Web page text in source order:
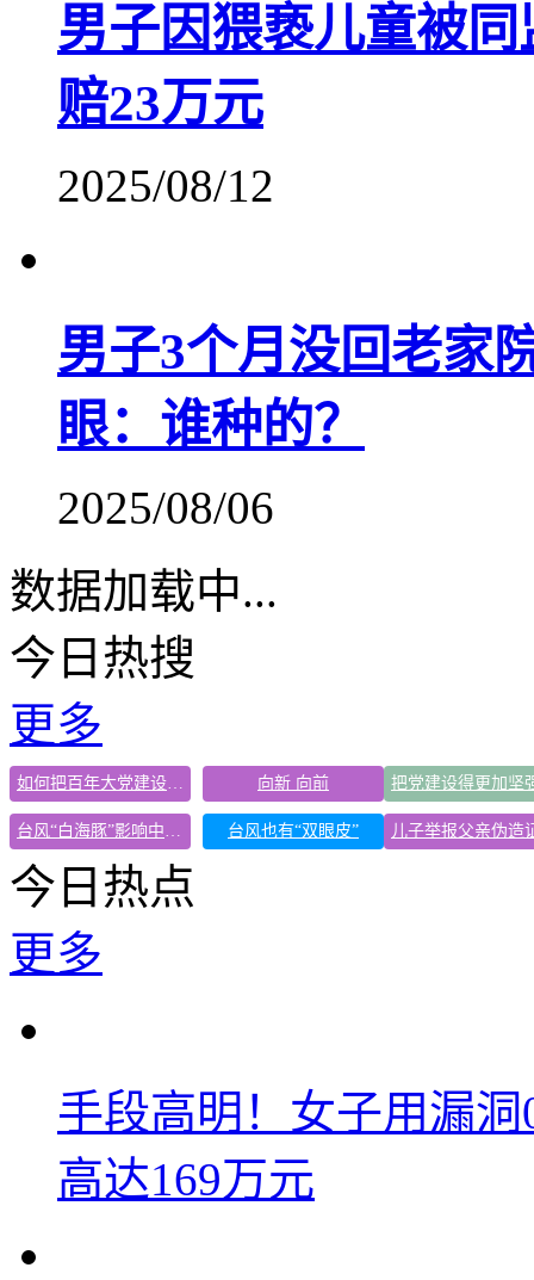
男子因猥亵儿童被
赔23万元
2025/08/12
男子3个月没回老家
眼：谁种的？
2025/08/06
数据加载中...
今日热搜
更多
如何把百年大党建设得更加坚强有力 向新 向前
台风“白海豚”影响中国已成定局 台风也有“双眼皮”
今日热点
更多
手段高明！女子用漏
高达169万元